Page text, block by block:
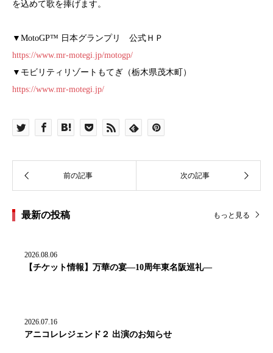
を込めて歌を捧げます。
▼MotoGP™ 日本グランプリ 公式ＨＰ
https://www.mr-motegi.jp/motogp/
▼モビリティリゾートもてぎ（栃木県茂木町）
https://www.mr-motegi.jp/
最新の投稿 もっと見る
2026.08.06
【チケット情報】万華の宴―10周年東名阪巡礼―
2026.07.16
アニコレレジェンド２ 出演のお知らせ